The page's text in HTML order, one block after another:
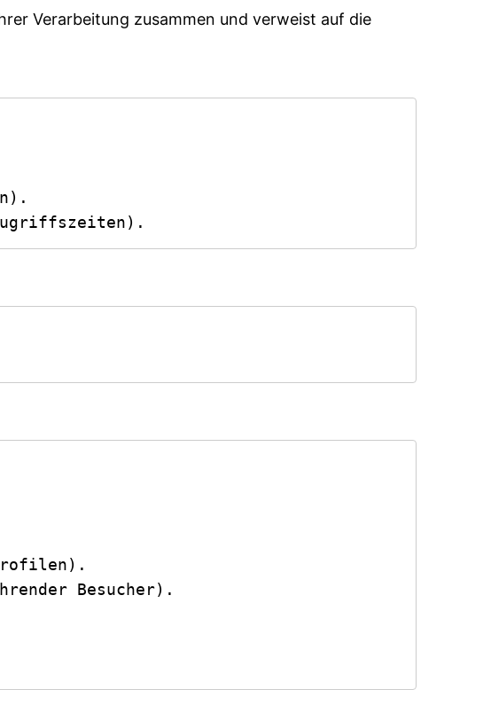
Verarbeitung zusammen und verweist auf die
Besucher).